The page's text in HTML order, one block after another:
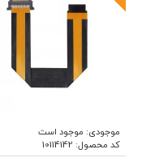
موجودی: موجود است
کد محصول: 10114142